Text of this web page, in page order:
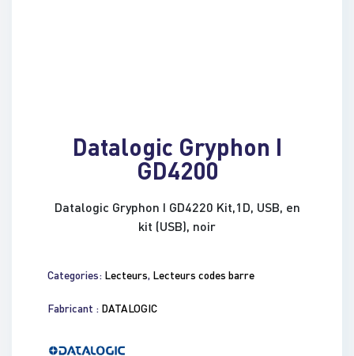
Datalogic Gryphon I
GD4200
Datalogic Gryphon I GD4220 Kit,1D, USB, en
kit (USB), noir
Categories: Lecteurs, Lecteurs codes barre
Fabricant : DATALOGIC